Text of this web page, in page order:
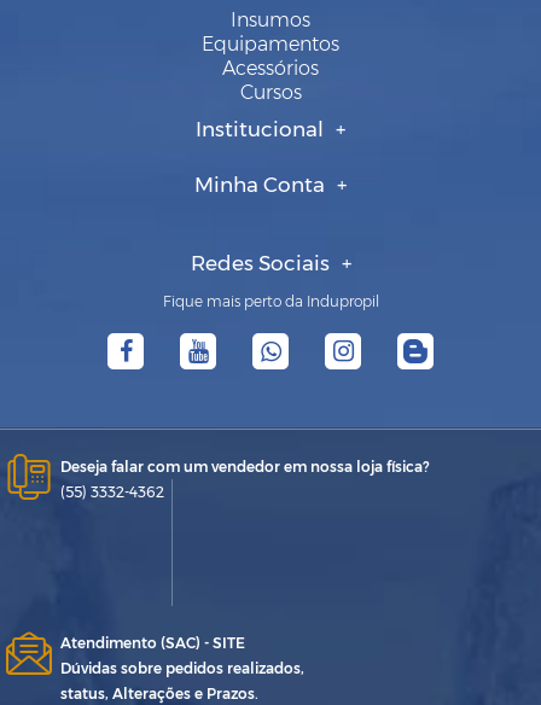
Insumos
Equipamentos
Acessórios
Cursos
Institucional
Minha Conta
Redes Sociais
Fique mais perto da Indupropil
Deseja falar com um vendedor em nossa loja física?
(55) 3332-4362
Atendimento (SAC) - SITE
Dúvidas sobre pedidos realizados,
status, Alterações e Prazos.